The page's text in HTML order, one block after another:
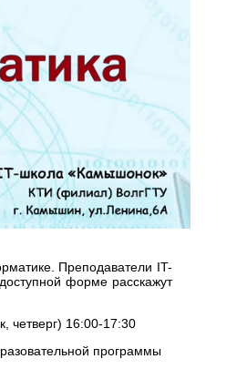
Преподаватели IT-
форме расскажут
четверг) 16:00-17:30
программы